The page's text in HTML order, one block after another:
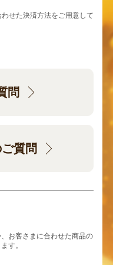
せた決済方法をご用意して
問
質問
お客さまに合わせた商品の
す。